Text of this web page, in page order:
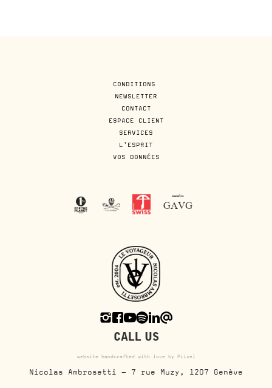
CONDITIONS
NEWSLETTER
CONTACT
ESPACE CLIENT
SERVICES
L'ESPRIT
VOS DONNÉES
CALL US
website handcrafted with love by Piixel
Nicolas Ambrosetti - 7 rue Muzy, 1207 Genève